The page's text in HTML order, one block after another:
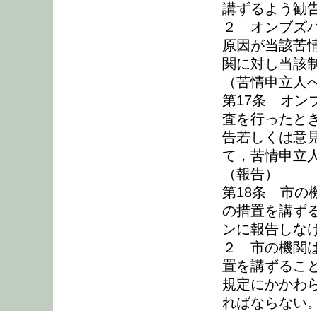
講ずるよう勧
２ オンブズ
原因が当該苦
関に対し当該
（苦情申立人
第17条 オン
査を行ったと
告若しくは意
て，苦情申立
（報告）
第18条 市の
の措置を講ず
ンに報告しな
２ 市の機関
置を講ずるこ
規定にかかわ
ればならない